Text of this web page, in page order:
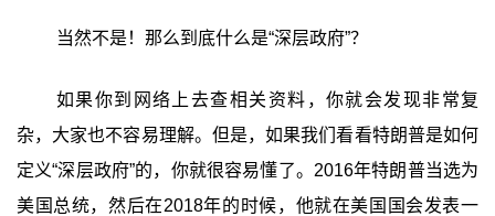
当然不是！那么到底什么是“深层政府”？
如果你到网络上去查相关资料，你就会发现非常复
杂，大家也不容易理解。但是，如果我们看看特朗普是如何
定义“深层政府”的，你就很容易懂了。2016年特朗普当选为
美国总统，然后在2018年的时候，他就在美国国会发表一